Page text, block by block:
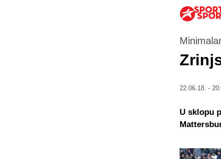
22.06.18. -
U sklopu